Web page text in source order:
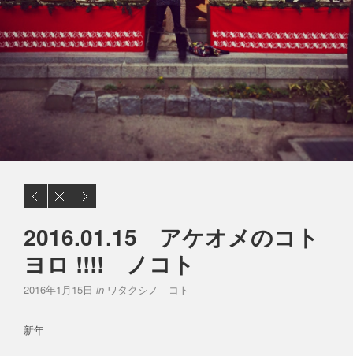
2016.01.15 アケオメのコト
ヨロ !!!! ノコト
2016年1月15日 in ワタクシノ コト
新年